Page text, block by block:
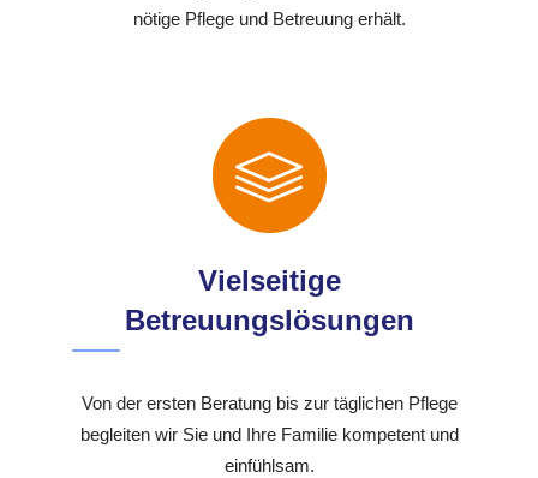
nötige Pflege und Betreuung erhält.
Vielseitige
Betreuungslösungen
Von der ersten Beratung bis zur täglichen Pflege
begleiten wir Sie und Ihre Familie kompetent und
einfühlsam.